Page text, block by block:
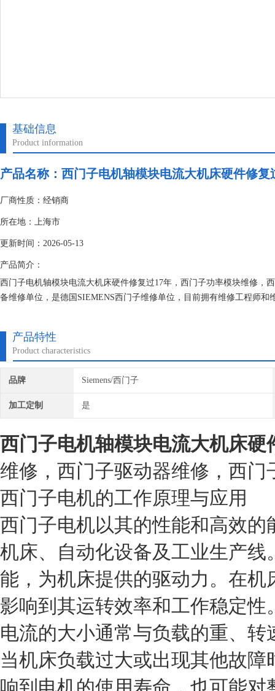
基础信息
Product information
产品名称： 西门子电机轴模块电流大机床硬件修复
厂商性质：经销商
所在地：上海市
更新时间：2026-05-13
产品简介：
西门子电机轴模块电流大机床硬件修复过17年，西门子功率模块维修，
备维修单位，是德国SIEMENS西门子维修单位，目前拥有维修工程师
产品特性
Product characteristics
品牌 Siemens/西门子
加工定制 是
西门子电机轴模块电流大机床硬
维修，西门子驱动器维修，西门
西门子电机的工作原理与应用
西门子电机以其的性能和高效
机床、自动化设备及工业生产
能，为机床提供的驱动力。在
影响到其运转效率和工作稳定性
电流的大小通常与负载的重、
当机床负载过大或出现其他故